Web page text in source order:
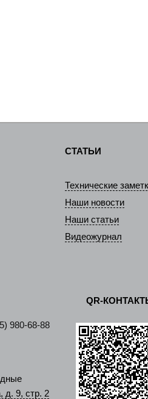
СТАТЬИ
Технические
Наши новости
Наши статьи
Видеожурнал
980-68-88
д. 9, стр. 2
QR-